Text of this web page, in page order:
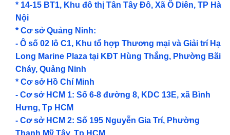
* 14-15 BT1, Khu đô thị Tân Tây Đô, Xã Ô Diên, TP Hà
Nội
* Cơ sở Quảng Ninh:
- Ô số 02 lô C1, Khu tổ hợp Thương mại và Giải trí Hạ
Long Marine Plaza tại KĐT Hùng Thắng, Phường Bãi
Cháy, Quảng Ninh
* Cơ sở Hồ Chí Minh
- Cơ sở HCM 1: Số 6-8 đường 8, KDC 13E, xã Bình
Hưng, Tp HCM
- Cơ sở HCM 2: Số 195 Nguyễn Gia Trí, Phường